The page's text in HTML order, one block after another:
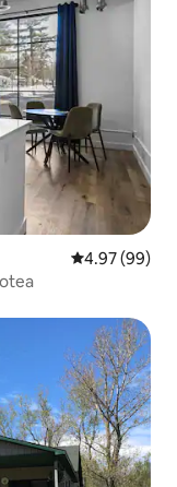
Calificación
4.97 (99)